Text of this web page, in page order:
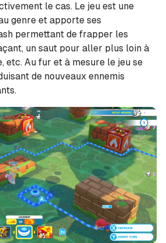
le cas. Le jeu est une
genre et apporte ses
permettant de frapper les
un saut pour aller plus loin à
etc. Au fur et à mesure le jeu se
de nouveaux ennemis